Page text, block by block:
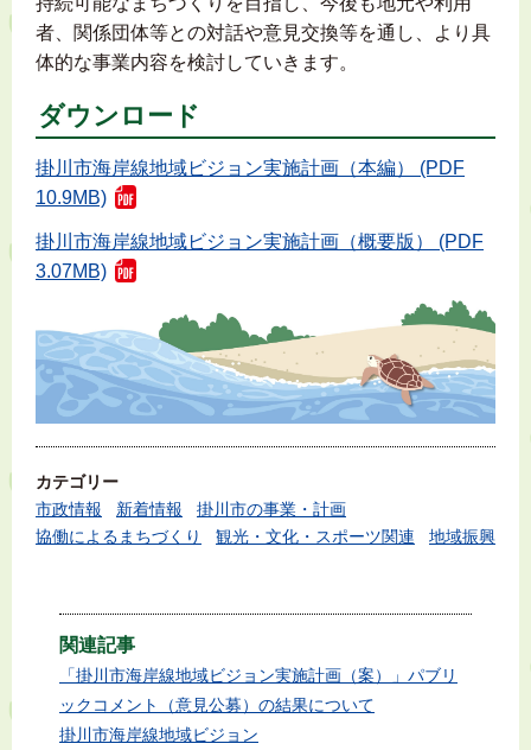
者、関係団体等との対話や意見交換等を通し、より具
体的な事業内容を検討していきます。
ダウンロード
掛川市海岸線地域ビジョン実施計画（本編） (PDF
10.9MB)
掛川市海岸線地域ビジョン実施計画（概要版） (PDF
3.07MB)
カテゴリー
市政情報
新着情報
掛川市の事業・計画
協働によるまちづくり
観光・文化・スポーツ関連 地域振興
関連記事
「掛川市海岸線地域ビジョン実施計画（案）」パブリ
ックコメント（意見公募）の結果について
掛川市海岸線地域ビジョン